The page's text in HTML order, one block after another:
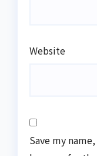
Website
Save my